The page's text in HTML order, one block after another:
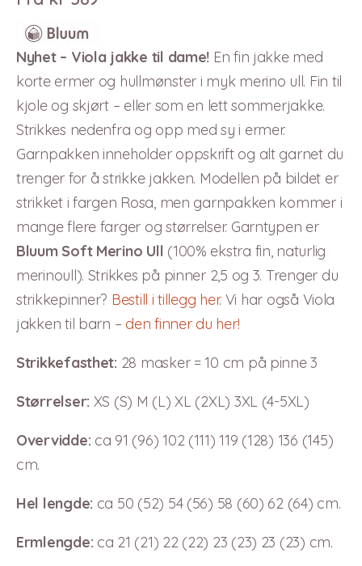
Nyhet – Viola jakke til dame! En fin jakke med
korte ermer og hullmønster i myk merino ull. Fin til
kjole og skjørt – eller som en lett sommerjakke.
Strikkes nedenfra og opp med sy i ermer.
Garnpakken inneholder oppskrift og alt garnet du
trenger for å strikke jakken. Modellen på bildet er
strikket i fargen Rosa, men garnpakken kommer i
mange flere farger og størrelser. Garntypen er
Bluum Soft Merino Ull (100% ekstra fin, naturlig
merinoull). Strikkes på pinner 2,5 og 3. Trenger du
strikkepinner? Bestill i tillegg her. Vi har også Viola
jakken til barn – den finner du her!
Strikkefasthet: 28 masker = 10 cm på pinne 3
Størrelser: XS (S) M (L) XL (2XL) 3XL (4-5XL)
Overvidde: ca 91 (96) 102 (111) 119 (128) 136 (145)
cm.
Hel lengde: ca 50 (52) 54 (56) 58 (60) 62 (64) cm.
Ermlengde: ca 21 (21) 22 (22) 23 (23) 23 (23) cm.